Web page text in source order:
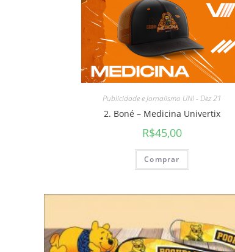
Publicidade e Jornalismo UNI - Dez 21
2. Boné – Medicina Univertix
R$45,00
Comprar